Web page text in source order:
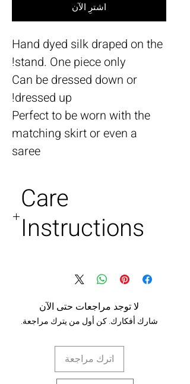
اشترِ الآن
Hand dyed silk draped on the
stand. One piece only!
Can be dressed down or
dressed up!
Perfect to be worn with the
matching skirt or even a
saree
Care
Instructions
machine wash.
Soft steam
لا توجد مراجعات حتى الآن
شارك أفكارك. كن أول من يترك مراجعة.
اترك مراجعة